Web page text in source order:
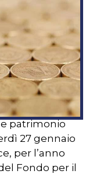
e patrimonio
27 gennaio
per l’anno
Fondo per il